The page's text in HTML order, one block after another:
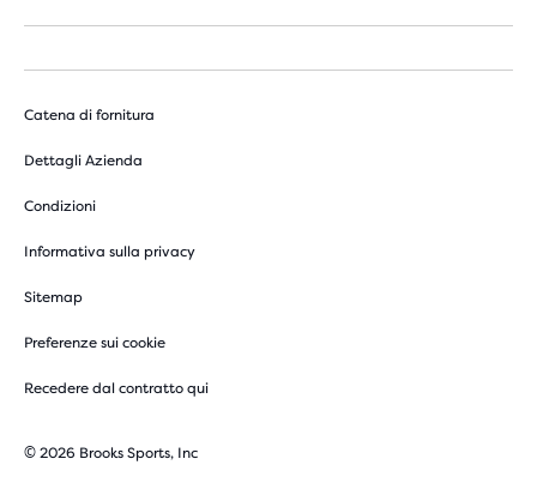
Catena di fornitura
Dettagli Azienda
Condizioni
Informativa sulla privacy
Sitemap
Preferenze sui cookie
Recedere dal contratto qui
© 2026 Brooks Sports, Inc